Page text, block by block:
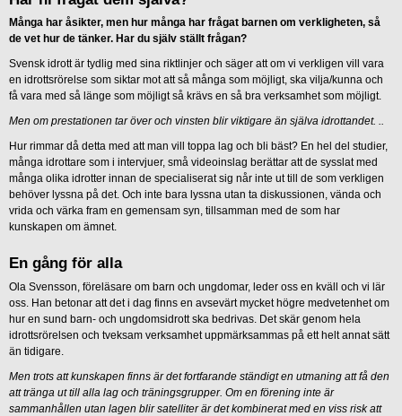
Många har åsikter, men hur många har frågat barnen om verkligheten, så
de vet hur de tänker. Har du själv ställt frågan?
Svensk idrott är tydlig med sina riktlinjer och säger att om vi verkligen vill vara
en idrottsrörelse som siktar mot att så många som möjligt, ska vilja/kunna och
få vara med så länge som möjligt så krävs en så bra verksamhet som möjligt.
Men om prestationen tar över och vinsten blir viktigare än själva idrottandet. ..
Hur rimmar då detta med att man vill toppa lag och bli bäst? En hel del studier,
många idrottare som i intervjuer, små videoinslag berättar att de sysslat med
många olika idrotter innan de specialiserat sig når inte ut till de som verkligen
behöver lyssna på det. Och inte bara lyssna utan ta diskussionen, vända och
vrida och värka fram en gemensam syn, tillsamman med de som har
kunskapen om ämnet.
En gång för alla
Ola Svensson, föreläsare om barn och ungdomar, leder oss en kväll och vi lär
oss. Han betonar att det i dag finns en avsevärt mycket högre medvetenhet om
hur en sund barn- och ungdomsidrott ska bedrivas. Det skär genom hela
idrottsrörelsen och tveksam verksamhet uppmärksammas på ett helt annat sätt
än tidigare.
Men trots att kunskapen finns är det fortfarande ständigt en utmaning att få den
att tränga ut till alla lag och träningsgrupper. Om en förening inte är
sammanhållen utan lagen blir satelliter är det kombinerat med en viss risk att